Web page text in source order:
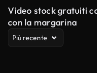
Video stock gratuiti
con la margarina
Più recente